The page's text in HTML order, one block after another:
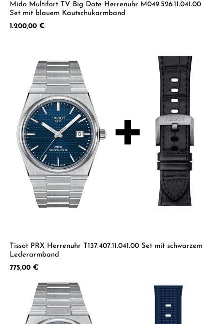
Mido Multifort TV Big Date Herrenuhr M049.526.11.041.00
Set mit blauem Kautschukarmband
Regulärer Preis:
1.200,00 €
Tissot PRX Herrenuhr T137.407.11.041.00 Set mit schwarzem
Lederarmband
Regulärer Preis:
775,00 €